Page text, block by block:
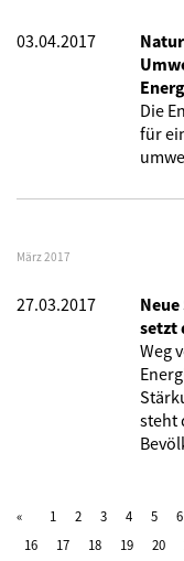
03.04.2017
Die
für
März 2017
27.03.2017
setzt
Weg
steht
1 2 3 4 5 6
16
17 18 19 20